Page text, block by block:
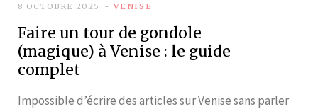
VENISE
8 OCTOBRE 2025
Faire un tour de gondole
(magique) à Venise : le guide
complet
Impossible d’écrire des articles sur Venise sans parler